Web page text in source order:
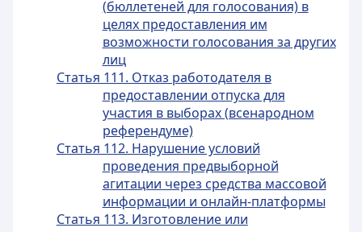
(бюллетеней для голосования) в
целях предоставления им
возможности голосования за других
лиц
Статья 111. Отказ работодателя в
предоставлении отпуска для
участия в выборах (всенародном
референдуме)
Статья 112. Нарушение условий
проведения предвыборной
агитации через средства массовой
информации и онлайн-платформы
Статья 113. Изготовление или